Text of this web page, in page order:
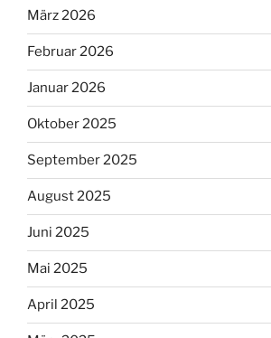
März 2026
Februar 2026
Januar 2026
Oktober 2025
September 2025
August 2025
Juni 2025
Mai 2025
April 2025